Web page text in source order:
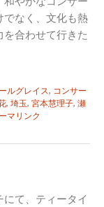
でなく、文化も熱
合わせて行きた
ルグレイス, コンサー
, 埼玉, 宮本慧理子, 瀬
マリンク
て、ティータイ